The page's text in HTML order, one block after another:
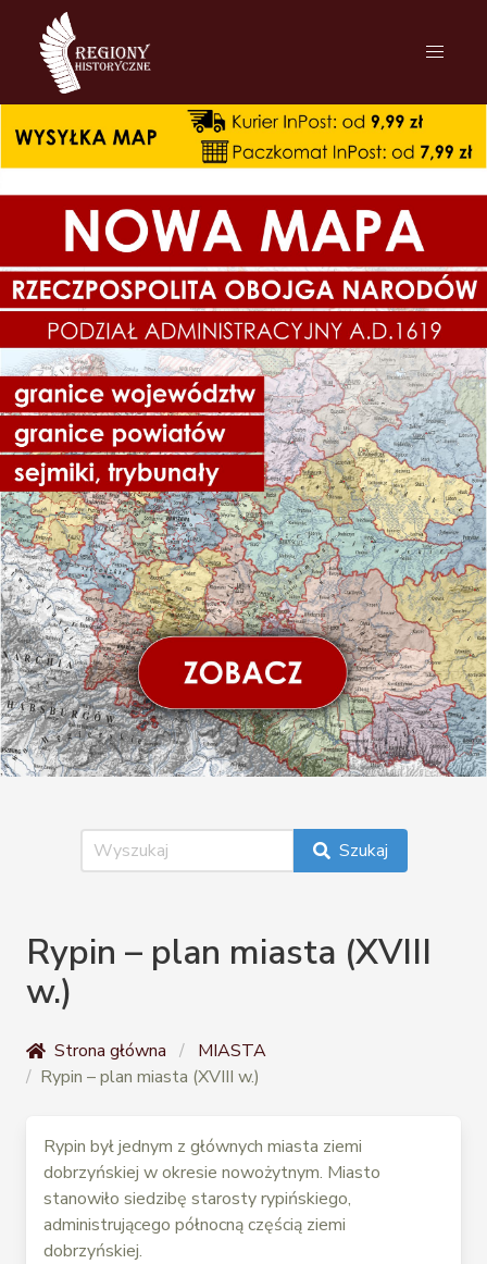
Szukaj
Rypin – plan miasta (XVIII
w.)
Strona główna
MIASTA
Rypin – plan miasta (XVIII w.)
Rypin był jednym z głównych miasta ziemi
dobrzyńskiej w okresie nowożytnym. Miasto
stanowiło siedzibę starosty rypińskiego,
administrującego północną częścią ziemi
dobrzyńskiej.